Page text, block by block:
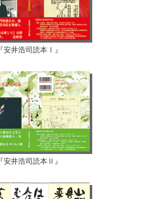
『安井浩司読本Ⅰ』
『安井浩司読本Ⅱ』